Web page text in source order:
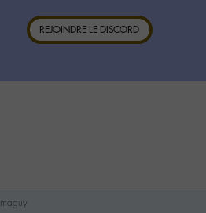
REJOINDRE LE DISCORD
maguy